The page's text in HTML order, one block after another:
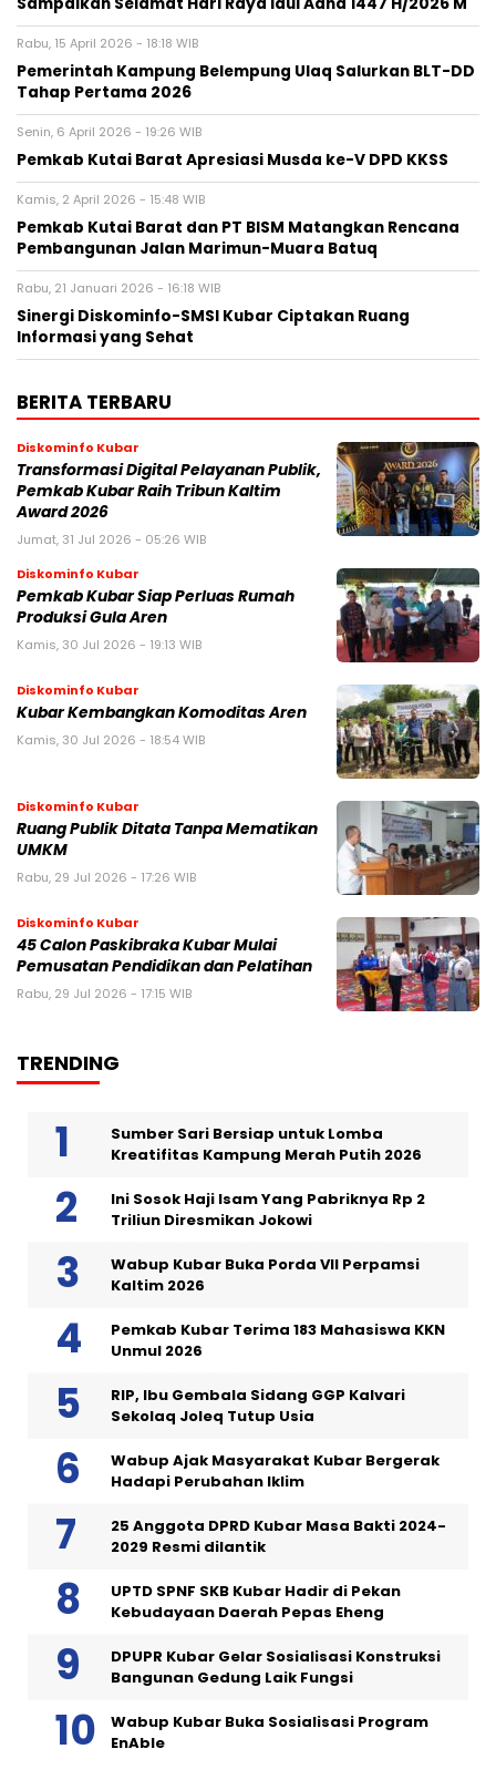
Sampaikan Selamat Hari Raya Idul Adha 1447 H/2026 M
Rabu, 15 April 2026 - 18:18 WIB
Pemerintah Kampung Belempung Ulaq Salurkan BLT-DD
Tahap Pertama 2026
Senin, 6 April 2026 - 19:26 WIB
Pemkab Kutai Barat Apresiasi Musda ke-V DPD KKSS
Kamis, 2 April 2026 - 15:48 WIB
Pemkab Kutai Barat dan PT BISM Matangkan Rencana
Pembangunan Jalan Marimun-Muara Batuq
Rabu, 21 Januari 2026 - 16:18 WIB
Sinergi Diskominfo-SMSI Kubar Ciptakan Ruang
Informasi yang Sehat
BERITA TERBARU
Diskominfo Kubar
Transformasi Digital Pelayanan Publik,
Pemkab Kubar Raih Tribun Kaltim
Award 2026
Jumat, 31 Jul 2026 - 05:26 WIB
Diskominfo Kubar
Pemkab Kubar Siap Perluas Rumah
Produksi Gula Aren
Kamis, 30 Jul 2026 - 19:13 WIB
Diskominfo Kubar
Kubar Kembangkan Komoditas Aren
Kamis, 30 Jul 2026 - 18:54 WIB
Diskominfo Kubar
Ruang Publik Ditata Tanpa Mematikan
UMKM
Rabu, 29 Jul 2026 - 17:26 WIB
Diskominfo Kubar
45 Calon Paskibraka Kubar Mulai
Pemusatan Pendidikan dan Pelatihan
Rabu, 29 Jul 2026 - 17:15 WIB
TRENDING
Sumber Sari Bersiap untuk Lomba
Kreatifitas Kampung Merah Putih 2026
Ini Sosok Haji Isam Yang Pabriknya Rp 2
Triliun Diresmikan Jokowi
Wabup Kubar Buka Porda VII Perpamsi
Kaltim 2026
Pemkab Kubar Terima 183 Mahasiswa KKN
Unmul 2026
RIP, Ibu Gembala Sidang GGP Kalvari
Sekolaq Joleq Tutup Usia
Wabup Ajak Masyarakat Kubar Bergerak
Hadapi Perubahan Iklim
25 Anggota DPRD Kubar Masa Bakti 2024-
2029 Resmi dilantik
UPTD SPNF SKB Kubar Hadir di Pekan
Kebudayaan Daerah Pepas Eheng
DPUPR Kubar Gelar Sosialisasi Konstruksi
Bangunan Gedung Laik Fungsi
Wabup Kubar Buka Sosialisasi Program
EnAble